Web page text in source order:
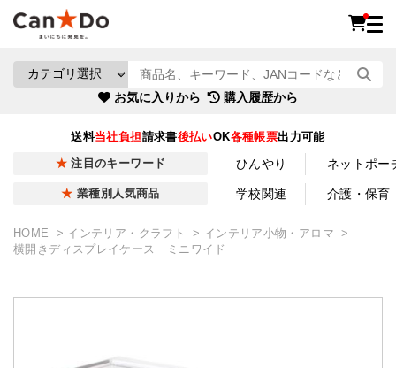
お気に入りから 購入履歴から
送料当社負担請求書後払いOK各種帳票出力可能
注目のキーワード ひんやり ネットポー
業種別人気商品 学校関連 介護・保育
HOME インテリア・クラフト
インテリア小物・アロマ
横開きディスプレイケース ミニワイド